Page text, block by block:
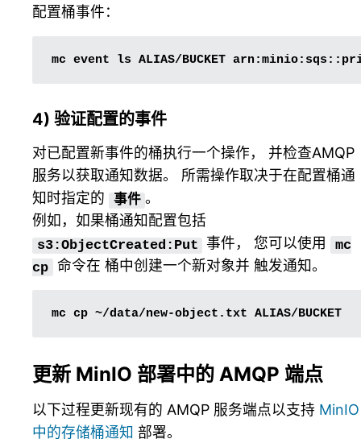
配置桶事件：
mc event ls ALIAS/BUCKET
4) 验证配置的事件
对已配置新事件的桶执行一个操作， 并检查AMQP
服务以获取通知数据。 所需操作取决于在配置桶通
知时指定的
事件 。
例如，如果桶通知配置包括
s3:ObjectCreated:Put 事件， 您可以使用
mc
cp 命令在 桶中创建一个新对象并 触发通知。
mc cp ~/data/new-object.txt
更新 MinIO 部署中的 AMQP 端点
以下过程更新现有的 AMQP 服务端点以支持 MinIO
中的存储桶通知 部署。